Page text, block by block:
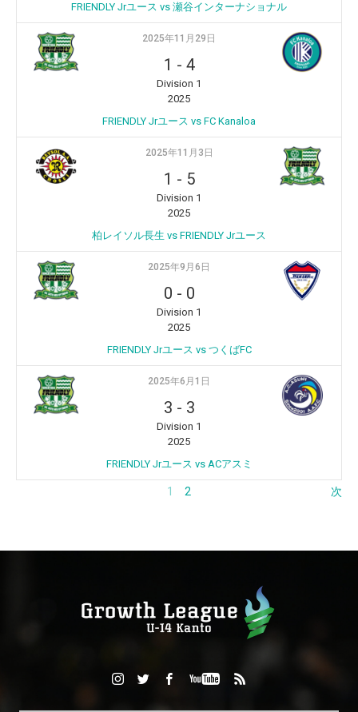
FRIENDLY Jrユース vs 瀬谷インターナショナル
2025年11月29日
1 - 4
Division 1
2025
FRIENDLY Jrユース vs FC Kanaloa
2025年11月3日
1 - 5
Division 1
2025
柏レイソル長生 vs FRIENDLY Jrユース
2025年9月6日
0 - 0
Division 1
2025
FRIENDLY Jrユース vs つくばFC
2025年6月1日
3 - 3
Division 1
2025
FRIENDLY Jrユース vs ACアスミ
1 2 次